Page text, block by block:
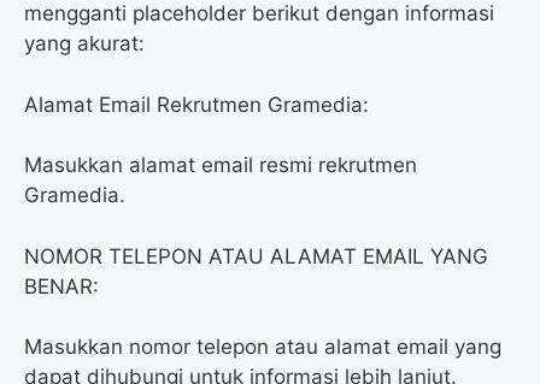
mengganti placeholder berikut dengan informasi
yang akurat:
Alamat Email Rekrutmen Gramedia:
Masukkan alamat email resmi rekrutmen
Gramedia.
NOMOR TELEPON ATAU ALAMAT EMAIL YANG
BENAR:
Masukkan nomor telepon atau alamat email yang
dapat dihubungi untuk informasi lebih lanjut.